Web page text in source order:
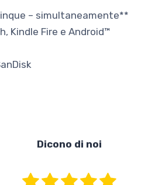
– simultaneamente**
Kindle Fire e Android™
Dicono di noi